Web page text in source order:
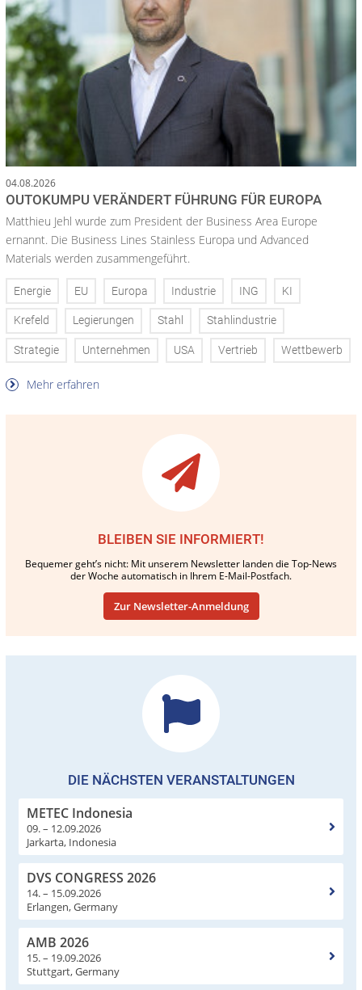
04.08.2026
OUTOKUMPU VERÄNDERT FÜHRUNG FÜR EUROPA
Matthieu Jehl wurde zum President der Business Area Europe
ernannt. Die Business Lines Stainless Europa und Advanced
Materials werden zusammengeführt.
Energie EU Europa Industrie ING KI
Krefeld Legierungen Stahl Stahlindustrie
Strategie Unternehmen USA Vertrieb Wettbewerb
Mehr erfahren
BLEIBEN SIE INFORMIERT!
Bequemer geht’s nicht: Mit unserem Newsletter landen die Top-News
der Woche automatisch in Ihrem E-Mail-Postfach.
Zur Newsletter-Anmeldung
DIE NÄCHSTEN VERANSTALTUNGEN
METEC Indonesia
09. – 12.09.2026
Jarkarta, Indonesia
DVS CONGRESS 2026
14. – 15.09.2026
Erlangen, Germany
AMB 2026
15. – 19.09.2026
Stuttgart, Germany